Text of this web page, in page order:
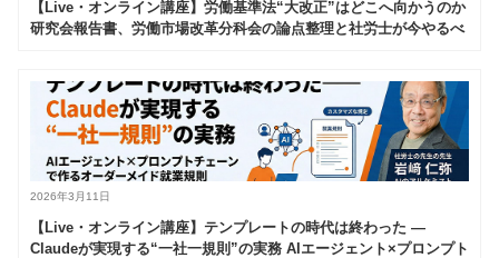
【Live・オンライン講座】労働基準法“大改正”はどこへ向かうのか
研究会報告書、労働市場改革分科会の論点整理と社労士が今やるべ
2026年3月11日
【Live・オンライン講座】テンプレートの時代は終わった —
Claudeが実現する“一社一規則”の実務 AIエージェント×プロンプト